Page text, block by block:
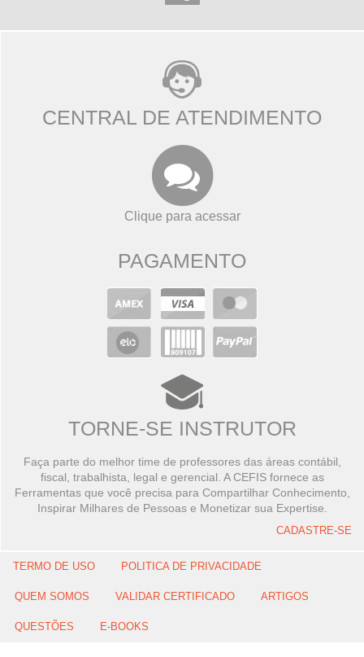
CENTRAL DE ATENDIMENTO
Clique para acessar
PAGAMENTO
TORNE-SE INSTRUTOR
Faça parte do melhor time de professores das áreas contábil,
fiscal, trabalhista, legal e gerencial. A CEFIS fornece as
Ferramentas que você precisa para Compartilhar Conhecimento,
Inspirar Milhares de Pessoas e Monetizar sua Expertise.
CADASTRE-SE
TERMO DE USO POLITICA DE PRIVACIDADE
QUEM SOMOS VALIDAR CERTIFICADO ARTIGOS
QUESTÕES E-BOOKS